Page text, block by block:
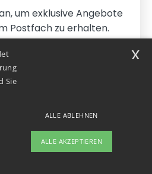
Sie
ALLE ABLEHNEN
ALLE AKZEPTIEREN
x
um exklusive Angebote
Postfach zu erhalten.
weniger
bezahlen